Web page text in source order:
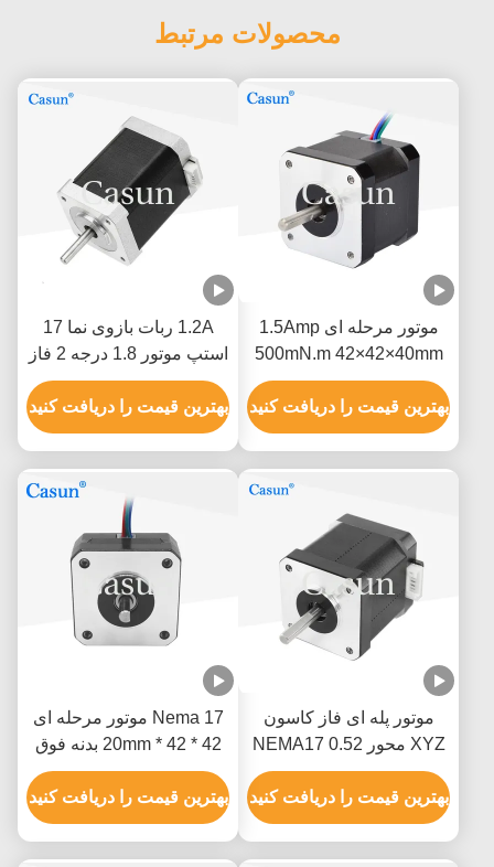
محصولات مرتبط
موتور مرحله ای 1.5Amp
500mN.m 42×42×40mm
NEMA 17 با ISO CE
بهترین قیمت را دریافت کنید
1.2A ربات بازوی نما 17
استپ موتور 1.8 درجه 2 فاز
با دقت بالا
بهترین قیمت را دریافت کنید
موتور پله ای فاز کاسون
XYZ محور NEMA17 0.52
نیوتن متر
بهترین قیمت را دریافت کنید
Nema 17 موتور مرحله ای
42 * 42 * 20mm بدنه فوق
نازک 1.0A 130mN.m برای
تجهیزات پزشکی
بهترین قیمت را دریافت کنید